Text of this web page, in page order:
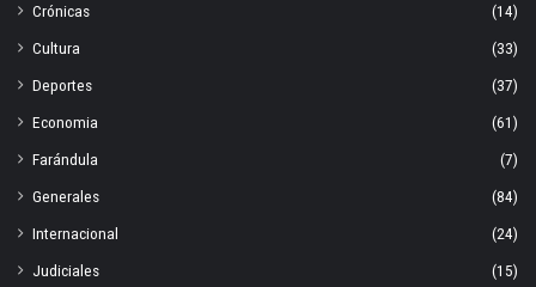
Crónicas
(14)
Cultura
(33)
Deportes
(37)
Economia
(61)
Farándula
(7)
Generales
(84)
Internacional
(24)
Judiciales
(15)